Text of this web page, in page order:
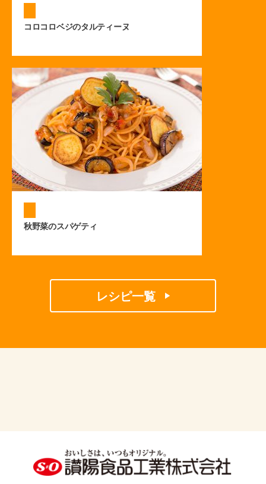
コロコロベジのタルティーヌ
秋野菜のスパゲティ
レシピ一覧